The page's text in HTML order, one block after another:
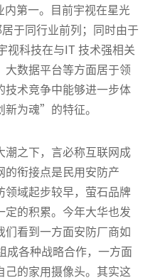
第一。目前宇视在星光
于同行业前列；同时由于
视科技在与IT 技术强相关
数据平台等方面居于领
技术竞争中能够进一步体
为魂”的特征。
潮之下，言必称互联网成
的衔接点是民用安防产
领域起步较早，萤石品牌
的积累。今年大华也发
看到一方面安防厂商如
成各种战略合作，一方面
的家用摄像头。其实这